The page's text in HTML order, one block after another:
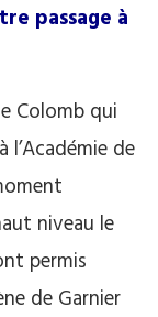
passage à
Colomb qui
l’Académie de
niveau le
permis
de Garnier